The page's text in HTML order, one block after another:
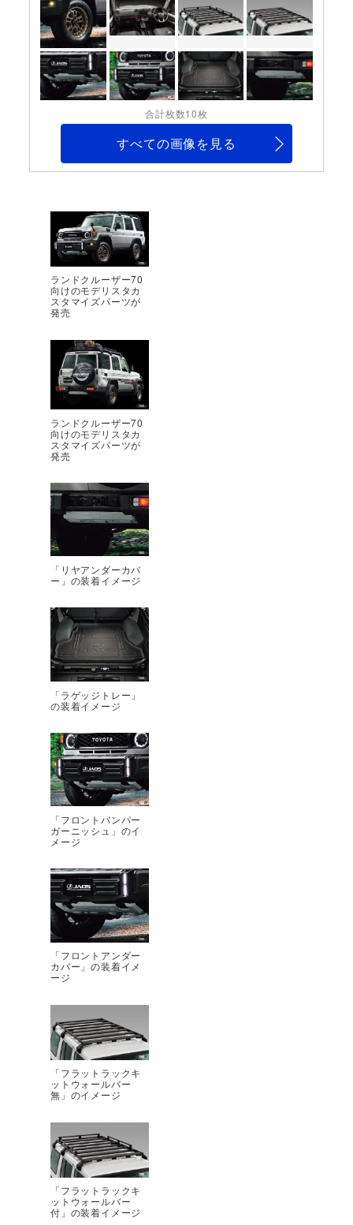
合計枚数10枚
すべての画像を見る
ランドクルーザー70
向けのモデリスタカ
スタマイズパーツが
発売
ランドクルーザー70
向けのモデリスタカ
スタマイズパーツが
発売
「リヤアンダーカバ
ー」の装着イメージ
「ラゲッジトレー」
の装着イメージ
「フロントバンパー
ガーニッシュ」のイ
メージ
「フロントアンダー
カバー」の装着イメ
ージ
「フラットラックキ
ットウォールバー
無」のイメージ
「フラットラックキ
ットウォールバー
付」の装着イメージ